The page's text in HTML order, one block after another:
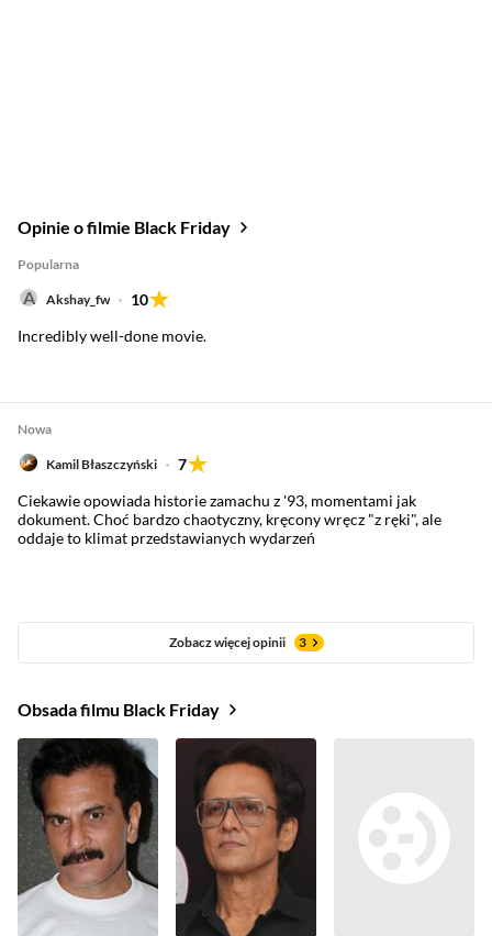
Opinie o filmie Black Friday
Popularna
Akshay_fw
10
Incredibly well-done movie.
Nowa
Kamil Błaszczyński
7
Ciekawie opowiada historie zamachu z '93, momentami jak
dokument. Choć bardzo chaotyczny, kręcony wręcz "z ręki", ale
oddaje to klimat przedstawianych wydarzeń
Zobacz więcej opinii 3
Obsada filmu Black Friday